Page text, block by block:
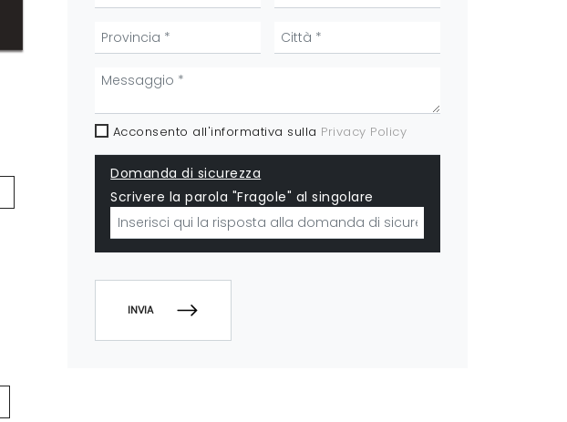
Acconsento all'informativa sulla Privacy Policy
Domanda di sicurezza
Scrivere la parola "Fragole" al singolare
INVIA